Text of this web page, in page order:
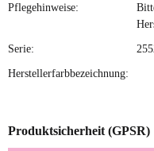
Pflegehinweise:
Serie:
Herstellerfarbbezeichnung:
Produktsicherheit (GPSR)